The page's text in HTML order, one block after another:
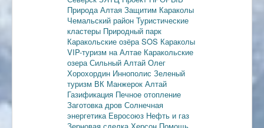
Природа Алтая Защитим Караколы
Чемальский район Туристические
кластеры Природный парк
Каракольские озёра SOS Караколы
VIP-туризм на Алтае Каракольские
озера Сильный Алтай Олег
Хорохордин Иннополис Зеленый
туризм ВК Манжерок Алтай
Газификация Печное отопление
Заготовка дров Солнечная
энергетика Евросоюз Нефть и газ